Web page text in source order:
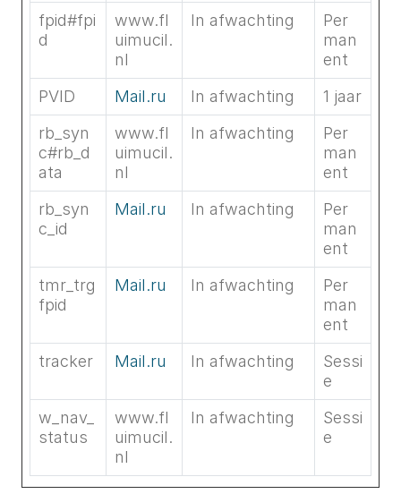
fpid#fpi
d
www.fl
uimucil.
nl
In afwachting
Per
man
ent
PVID
Mail.ru In afwachting
1 jaar
rb_syn
c#rb_d
ata
www.fl
uimucil.
nl
In afwachting
Per
man
ent
rb_syn
c_id
Mail.ru In afwachting
Per
man
ent
tmr_trg
fpid
Mail.ru In afwachting
Per
man
ent
tracker
Mail.ru In afwachting
Sessi
e
w_nav_
status
www.fl
uimucil.
nl
In afwachting
Sessi
e